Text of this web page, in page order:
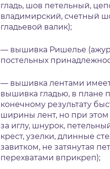
гладь, шов петельный,
владимирский, счетный
гладьевой валик);
— вышивка Ришелье
постельных
— вышивка лентами имеет
вышивка гладью, в плане
конечному результату
ширины лент, но при этом
за иглу, шнурок,
крест, узелки, длинные
завитком, не затянутая
перехватами вприкреп);